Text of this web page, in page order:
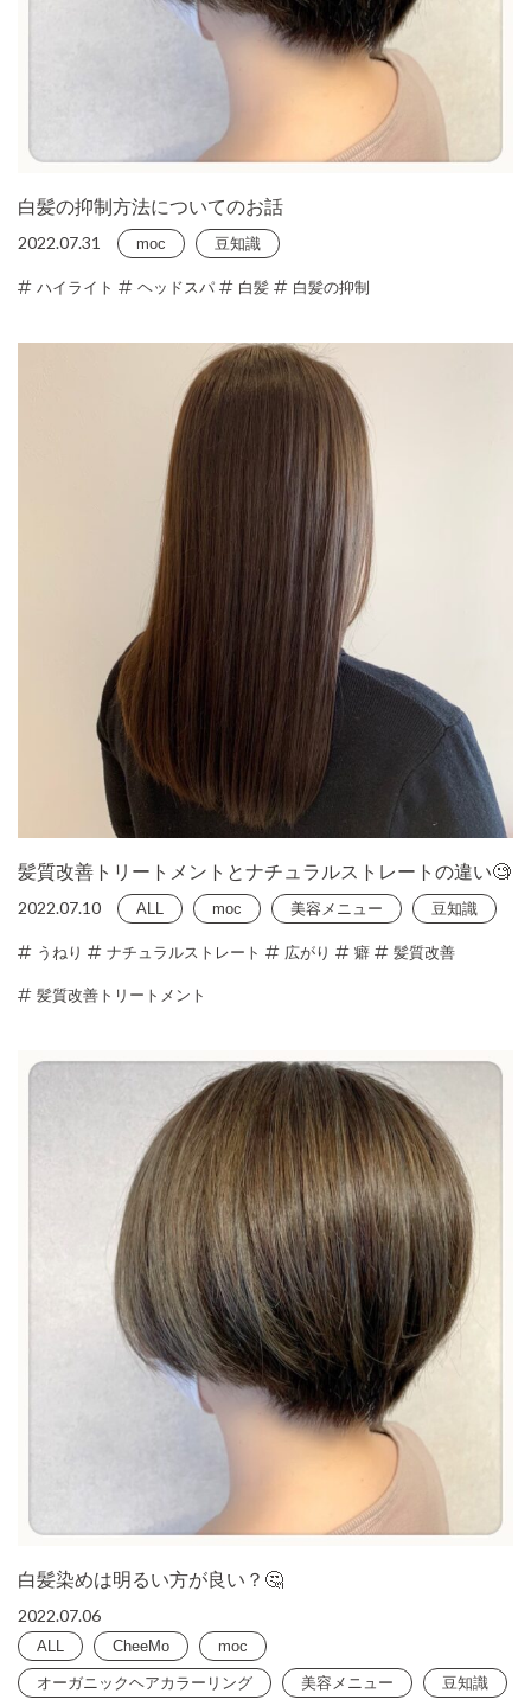
白髪の抑制方法についてのお話
2022.07.31
moc 豆知識
ハイライト ヘッドスパ 白髪 白髪の抑制
髪質改善トリートメントとナチュラルストレートの違い🧐
2022.07.10
ALL moc 美容メニュー 豆知識
うねり ナチュラルストレート 広がり 癖 髪質改善
髪質改善トリートメント
白髪染めは明るい方が良い？🤔
2022.07.06
ALL CheeMo moc
オーガニックヘアカラーリング 美容メニュー 豆知識